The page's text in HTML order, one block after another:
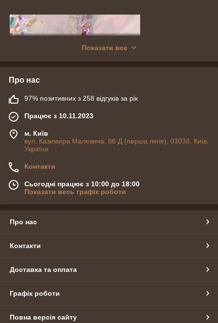
Показати все
Про нас
97% позитивних з 258 відгуків за рік
Працює з 10.11.2023
м. Київ
вул. Казимира Малевича, 86 Д (перша лінія), 03038, Київ,
Україна
Контакти
Сьогодні працює з 10:00 до 18:00
Показати весь графік роботи
Про нас
Контакти
Доставка та оплата
Графік роботи
Повна версія сайту